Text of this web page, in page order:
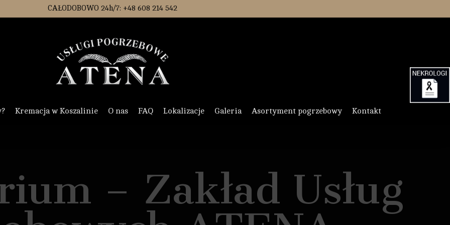
CAŁODOBOWO 24h/7: +48 608 214 542
Kremacja w Koszalinie O nas FAQ Lokalizacje Galeria Asortyment pogrzebowy Kontakt
– Zakład Usług